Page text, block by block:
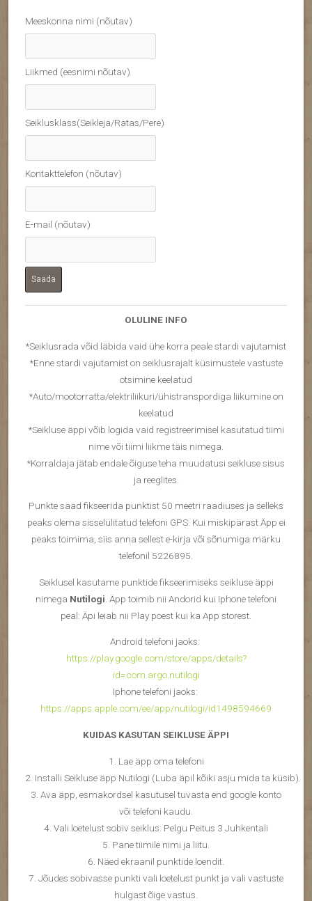
Meeskonna nimi (nõutav)
Liikmed (eesnimi nõutav)
Seiklusklass(Seikleja/Ratas/Pere)
Kontakttelefon (nõutav)
E-mail (nõutav)
OLULINE INFO
*Seiklusrada võid läbida vaid ühe korra peale stardi vajutamist
*Enne stardi vajutamist on seiklusrajalt küsimustele vastuste
otsimine keelatud
*Auto/mootorratta/elektriliikuri/ühistranspordiga liikumine on
keelatud
*Seikluse äppi võib logida vaid registreerimisel kasutatud tiimi
nime või tiimi liikme täis nimega.
*Korraldaja jätab endale õiguse teha muudatusi seikluse sisus
ja reeglites.
Punkte saad fikseerida punktist 50 meetri raadiuses ja selleks
peaks olema sisselülitatud telefoni GPS. Kui miskipärast Äpp ei
peaks toimima, siis anna sellest e-kirja või sõnumiga märku
telefonil 5226895.
Seiklusel kasutame punktide fikseerimiseks seikluse äppi
nimega Nutilogi . Äpp toimib nii Andorid kui Iphone telefoni
peal: Äpi leiab nii Play poest kui ka App storest.
Android telefoni jaoks:
https://play.google.com/store/apps/details?
id=com.argo.nutilogi
Iphone telefoni jaoks:
https://apps.apple.com/ee/app/nutilogi/id1498594669
KUIDAS KASUTAN SEIKLUSE ÄPPI
1. Lae äpp oma telefoni
2. Installi Seikluse äpp Nutilogi (Luba äpil kõiki asju mida ta küsib).
3. Ava äpp, esmakordsel kasutusel tuvasta end google konto
või telefoni kaudu.
4. Vali loetelust sobiv seiklus: Pelgu Peitus 3 Juhkentali
5. Pane tiimile nimi ja liitu.
6. Näed ekraanil punktide loendit.
7. Jõudes sobivasse punkti vali loetelust punkt ja vali vastuste
hulgast õige vastus.